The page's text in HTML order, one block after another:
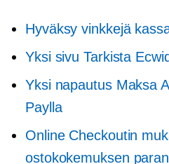
Hyväksy vinkkejä
Yksi sivu Tarkista
Yksi napautusMaksa
Paylla
Online Checkoutin
ostokokemuksen